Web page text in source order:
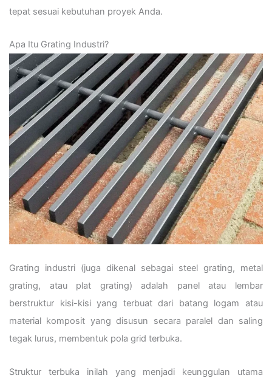
tepat sesuai kebutuhan proyek Anda.
Apa Itu Grating Industri?
Grating industri (juga dikenal sebagai steel grating, metal
grating, atau plat grating) adalah panel atau lembar
berstruktur kisi-kisi yang terbuat dari batang logam atau
material komposit yang disusun secara paralel dan saling
tegak lurus, membentuk pola grid terbuka.
Struktur terbuka inilah yang menjadi keunggulan utama